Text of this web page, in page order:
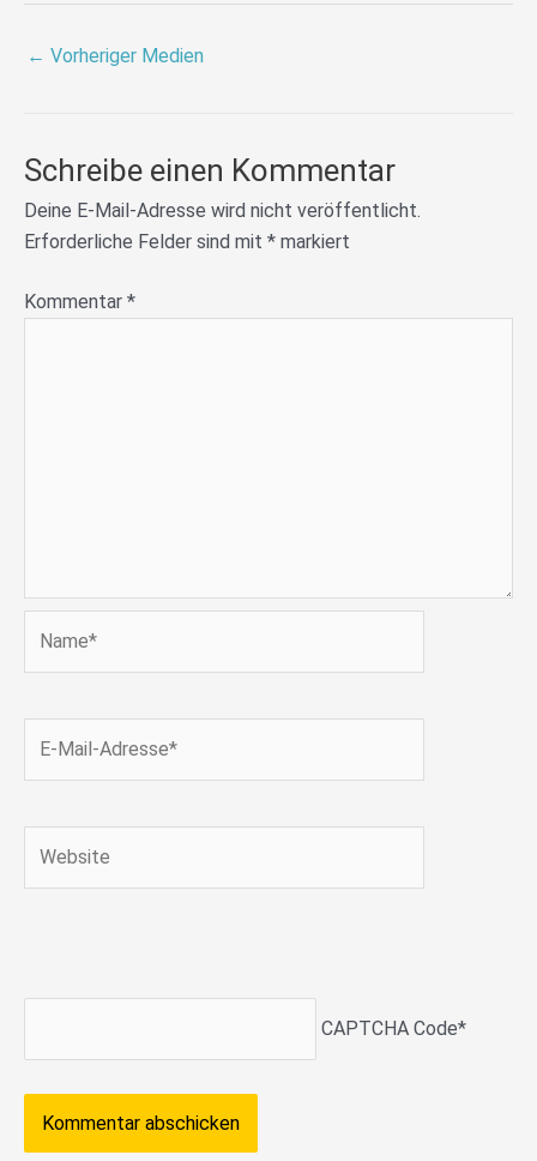
← Vorheriger Medien
Schreibe einen Kommentar
Deine E-Mail-Adresse wird nicht veröffentlicht.
Erforderliche Felder sind mit * markiert
Kommentar *
Mail-
CAPTCHA Code*